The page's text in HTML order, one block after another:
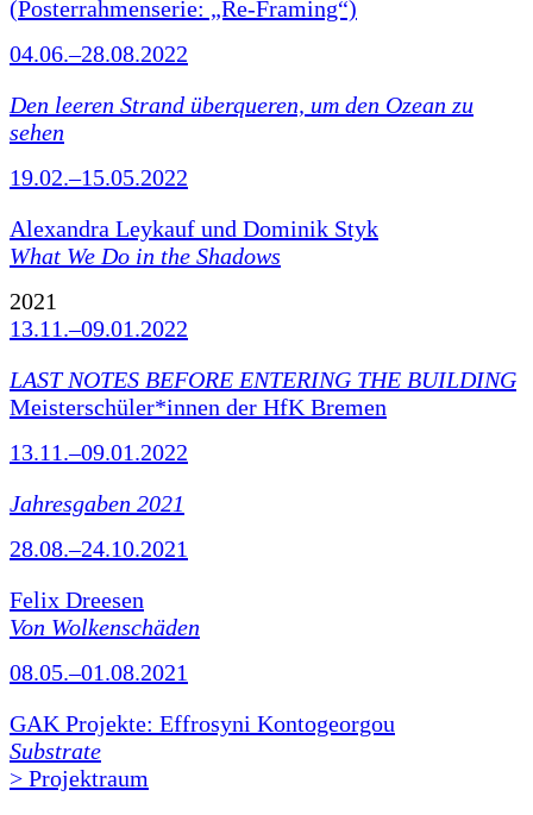
(Posterrahmenserie: „Re-Framing“)
04.06.–28.08.2022
Den leeren Strand überqueren, um den Ozean zu
sehen
19.02.–15.05.2022
Alexandra Leykauf und Dominik Styk
What We Do in the Shadows
2021
13.11.–09.01.2022
LAST NOTES BEFORE ENTERING THE BUILDING
Meisterschüler*innen der HfK Bremen
13.11.–09.01.2022
Jahresgaben 2021
28.08.–24.10.2021
Felix Dreesen
Von Wolkenschäden
08.05.–01.08.2021
GAK Projekte: Effrosyni Kontogeorgou
Substrate
> Projektraum